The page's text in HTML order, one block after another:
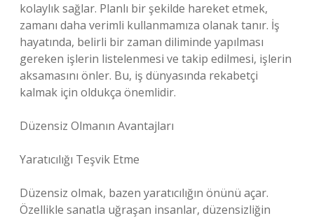
kolaylık sağlar. Planlı bir şekilde hareket etmek,
zamanı daha verimli kullanmamıza olanak tanır. İş
hayatında, belirli bir zaman diliminde yapılması
gereken işlerin listelenmesi ve takip edilmesi, işlerin
aksamasını önler. Bu, iş dünyasında rekabetçi
kalmak için oldukça önemlidir.
Düzensiz Olmanın Avantajları
Yaratıcılığı Teşvik Etme
Düzensiz olmak, bazen yaratıcılığın önünü açar.
Özellikle sanatla uğraşan insanlar, düzensizliğin